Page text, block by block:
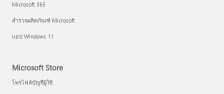
Microsoft 365
สำรวจผลิตภัณฑ์ Microsoft
แอป Windows 11
Microsoft Store
โพรไฟล์บัญชีผู้ใช้